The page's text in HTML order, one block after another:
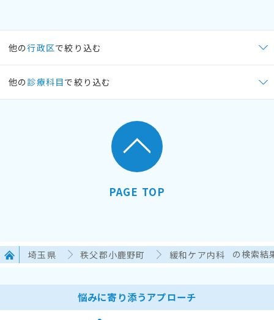
他の行政区で絞り込む
他の 診療科目で絞り込む
PAGE TOP
埼玉県 秩父郡小鹿野町 緩和ケア内科 の検索結
悩みに寄り添うアプローチ